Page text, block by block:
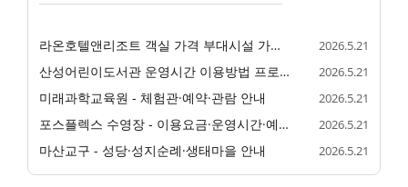
라온호텔앤리조트 객실 가격 부대시설 가족 숙소 정리 2026.5.21
산성어린이도서관 운영시간 이용방법 프로그램 정리 2026.5.21
미래과학교육원 - 체험관·예약·관람 안내 2026.5.21
포스플렉스 수영장 - 이용요금·운영시간·예약 안내 2026.5.21
마산교구 - 성당·성지순례·생태마을 안내 2026.5.21